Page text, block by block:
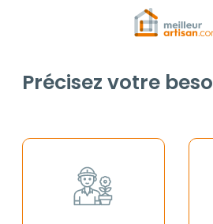
Précisez votre